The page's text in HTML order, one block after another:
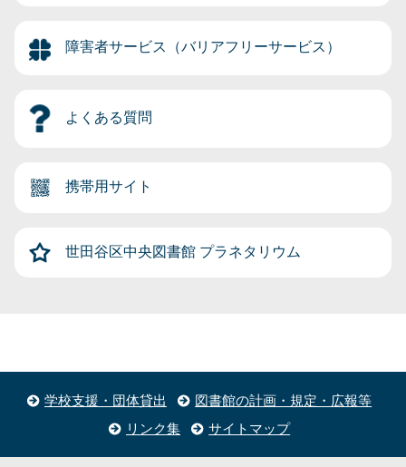
障害者サービス（バリアフリーサービス）
よくある質問
携帯用サイト
世田谷区中央図書館 プラネタリウム
学校支援・団体貸出
図書館の計画・規定・広報等
リンク集
サイトマップ